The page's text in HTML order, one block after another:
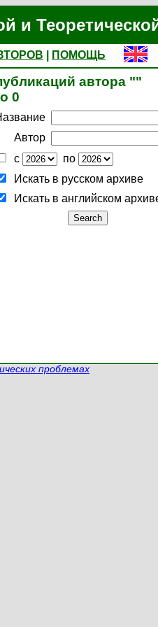
и
ПОМОЩЬ
автора ""
0
Автор
с
по
Искать в русском архиве
Искать в английском
проблемах